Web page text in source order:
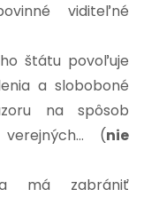
viditeľné
štátu povoľuje
a sloboboné
na spôsob
(nie
má zabrániť